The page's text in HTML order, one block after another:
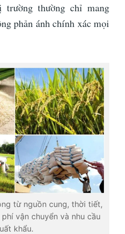
trường thường chỉ mang
phản ánh chính xác mọi
từ nguồn cung, thời tiết,
vận chuyển và nhu cầu
khẩu.